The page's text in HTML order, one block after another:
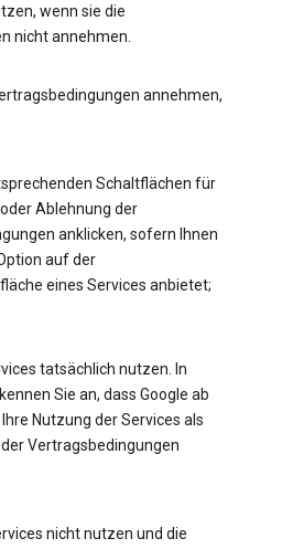
wenn sie die
nicht annehmen.
annehmen,
Schaltflächen für
Ablehnung der
anklicken, sofern Ihnen
auf der
eines Services anbietet;
tatsächlich nutzen. In
Sie an, dass Google ab
Nutzung der Services als
Vertragsbedingungen
nicht nutzen und die